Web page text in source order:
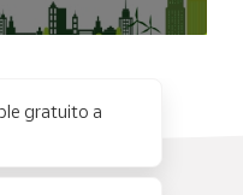
gratuito a